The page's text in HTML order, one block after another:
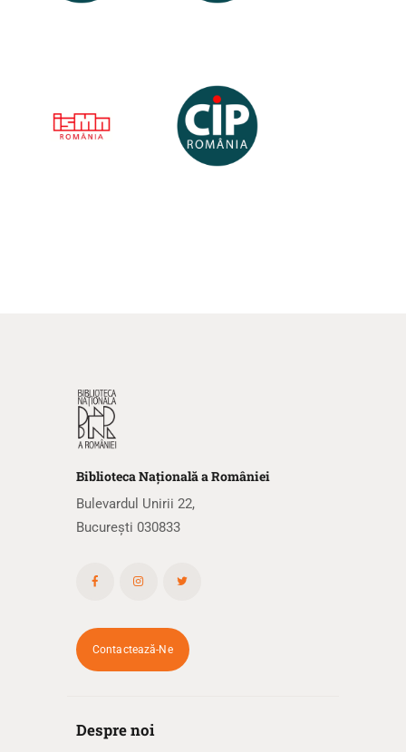
BibliotecaNaționalăa României
Bulevardul Unirii 22,
București 030833
Contactează-Ne
Despre noi